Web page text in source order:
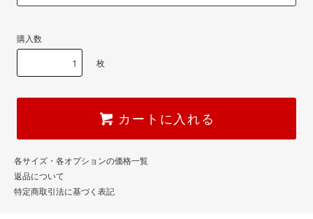
購入数
枚
カートに入れる
各サイズ・各オプションの価格一覧
返品について
特定商取引法に基づく表記